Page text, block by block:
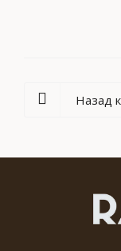
Назад